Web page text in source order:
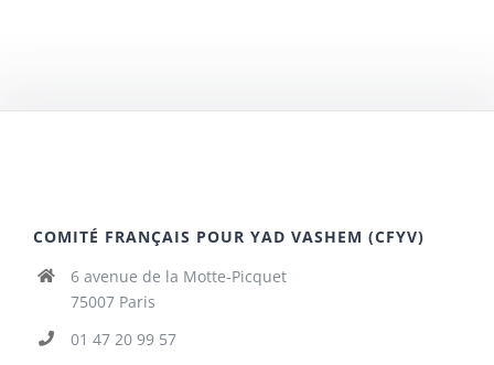
COMITÉ FRANÇAIS POUR YAD VASHEM (CFYV)
6 avenue de la Motte-Picquet
75007 Paris
01 47 20 99 57